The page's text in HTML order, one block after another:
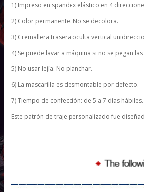
1) Impreso en spandex elástico en 4
2) Color permanente. No se decolora.
3) Cremallera trasera oculta vertical
4) Se puede lavar a máquina si no se pegan
5) No usar lejía. No planchar.
6) La mascarilla es desmontable por defecto.
7) Tiempo de confección: de 5 a 7 días hábiles.
Este patrón de traje personalizado fue